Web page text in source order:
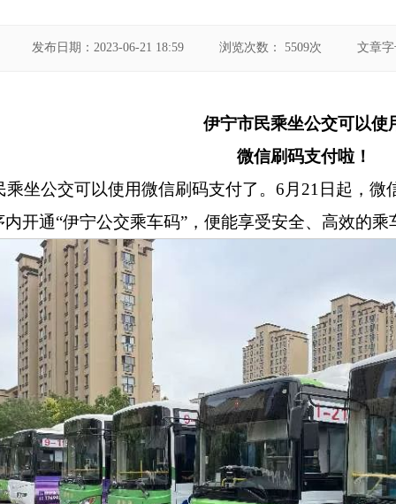
发布日期： 2023-06-21 18:59 浏览次数： 5509次 文章字
伊宁市民乘坐公交可以使
微信刷码支付啦！
乘坐公交可以使用微信刷码支付了。6 月 21 日起，微
内开通“伊宁公交乘车码” ，便能享受安全、高效的乘